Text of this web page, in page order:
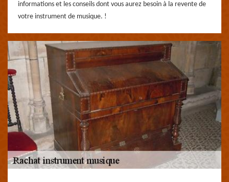
informations et les conseils dont vous aurez besoin à la revente de
votre instrument de musique. !